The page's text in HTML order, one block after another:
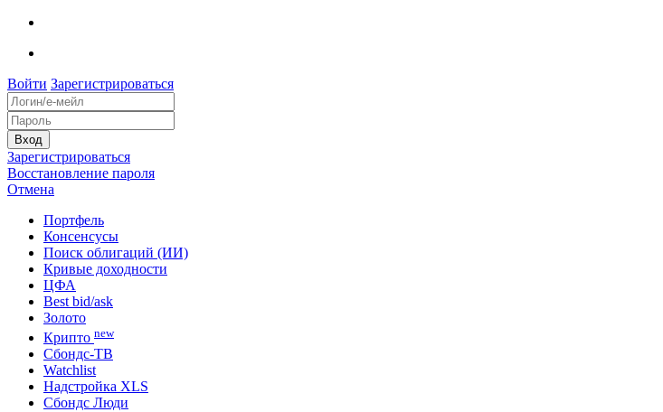
Войти Зарегистрироваться
Зарегистрироваться
Восстановление пароля
Отмена
Портфель
Консенсусы
Поиск облигаций (ИИ)
Кривые доходности
ЦФА
Best bid/ask
Золото
Крипто new
Сбондс-ТВ
Watchlist
Надстройка XLS
Сбондс Люди